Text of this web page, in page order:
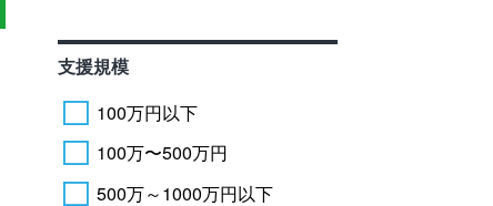
支援規模
100万円以下
100万〜500万円
500万～1000万円以下